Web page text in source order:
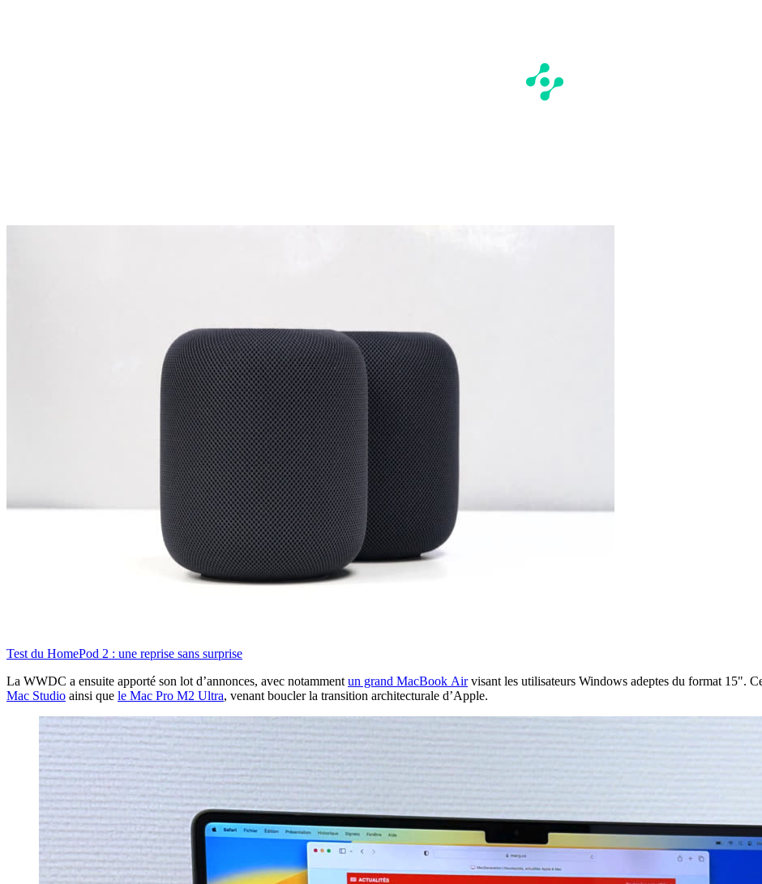
Test du HomePod 2 : une reprise sans surprise
La WWDC a ensuite apporté son lot d’annonces, avec notamment un grand MacBook Airvisant les utilisateurs Windows adeptes du format 15".
Mac Studio ainsi que le Mac Pro M2 Ultra, venant boucler la transition architecturale d’Apple.